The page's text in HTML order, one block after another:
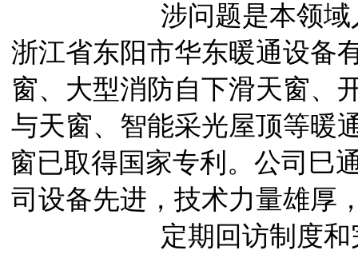
涉问题是本领
浙江省东阳市华东暖通设备
窗、大型消防自下滑天窗、
与天窗、智能采光屋顶等暖
窗已取得国家专利。公司巳
司设备先进，技术力量雄厚
定期回访制度